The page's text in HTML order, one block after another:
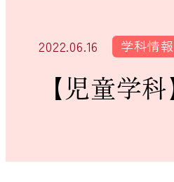
2022.06.16 学科情報
【児童学